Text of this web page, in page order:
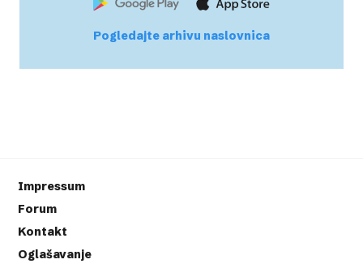
Pogledajte arhivu naslovnica
Impressum
Forum
Kontakt
Oglašavanje